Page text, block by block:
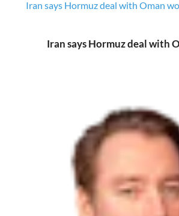
Iran says Hormuz deal with